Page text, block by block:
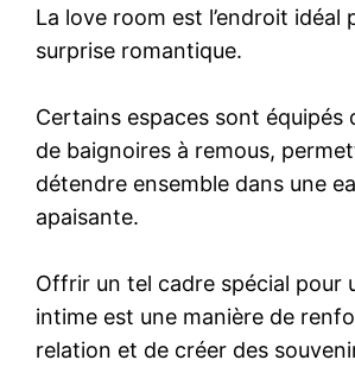
La love room est l’endroit idéal
surprise romantique.
Certains espaces sont équipés
de baignoires à remous,
détendre ensemble dans une
apaisante.
Offrir un tel cadre spécial pour
intime est une manière de
relation et de créer des